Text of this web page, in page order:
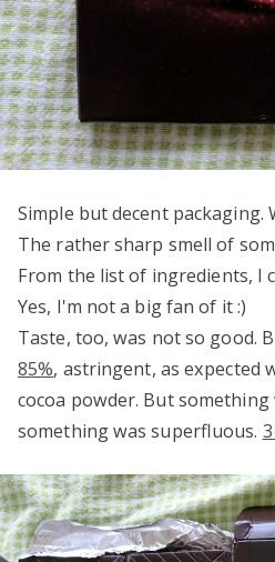
Simple but decent packaging.
The rather sharp smell of
From the list of ingredients, I
Yes, I'm not a big fan of it :)
Taste, too, was not so good.
85%, astringent, as expected
cocoa powder. But
something was superfluous.